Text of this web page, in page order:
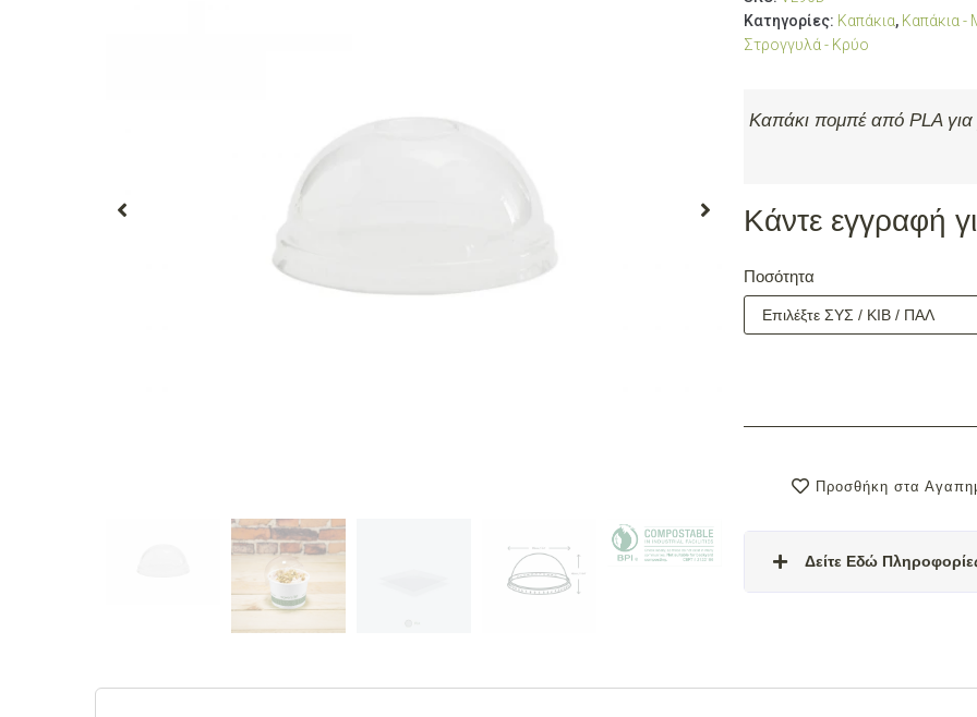
Κατηγορίες: Καπάκια, Καπάκια -
Στρογγυλά - Κρύο
Καπάκι πομπέ από PLA για
Κάντε εγγραφή
Ποσότητα
Προσθήκη στα
Δείτε Εδώ
4 εβδομάδες από την